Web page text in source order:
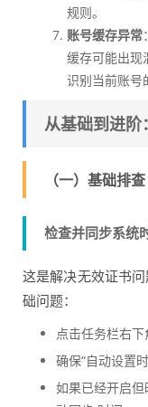
规则。
账号缓存异常
缓存可能出
识别当前账号
从基础到进阶
（一）基础排
检查并同步系统
这是解决无效证书
础问题：
点击任务栏右下
确保“自动设置
如果已经开启但